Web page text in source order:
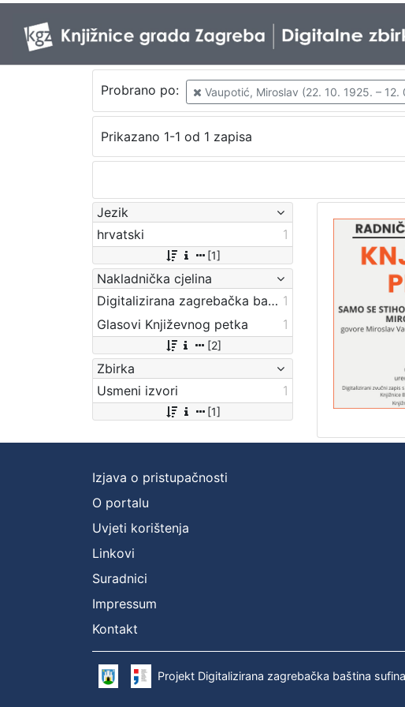
Probrano po: Vaupotić, Miroslav (22. 10. 1925. – 12.
Prikazano 1-1 od 1 zapisa
Jezik
hrvatski
1
[1]
Nakladnička cjelina
Digitalizirana zagrebačka baština 1
Glasovi Književnog petka
1
[2]
Zbirka
Usmeni izvori
1
[1]
Izjava o pristupačnosti
O portalu
Uvjeti korištenja
Linkovi
Suradnici
Impressum
Kontakt
Projekt Digitalizirana zagrebačka baština